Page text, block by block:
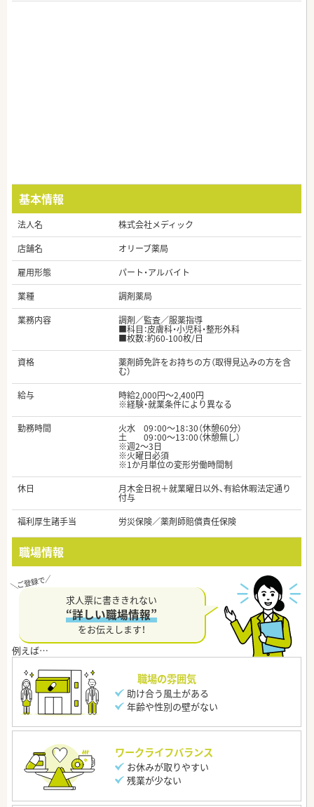
基本情報
法人名
株式会社メディック
店舗名
オリーブ薬局
雇用形態
パート・アルバイト
業種
調剤薬局
業務内容
調剤／監査／服薬指導
■科目：皮膚科・小児科・整形外科
■枚数：約60-100枚/日
資格
薬剤師免許をお持ちの方（取得見込みの方を含
む）
給与
時給2,000円～2,400円
※経験・就業条件により異なる
勤務時間
火水 09：00～18：30（休憩60分）
土 09：00～13：00（休憩無し）
※週2～3日
※火曜日必須
※1か月単位の変形労働時間制
休日
月木金日祝＋就業曜日以外、有給休暇法定通り
付与
福利厚生諸手当
労災保険／薬剤師賠償責任保険
職場情報
求人票に書ききれない
“詳しい職場情報”
をお伝えします！
職場の雰囲気
助け合う風土がある
年齢や性別の壁がない
ワークライフバランス
お休みが取りやすい
残業が少ない